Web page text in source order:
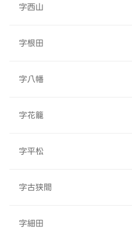
字西山
字根田
字八幡
字花籠
字平松
字古狭間
字細田